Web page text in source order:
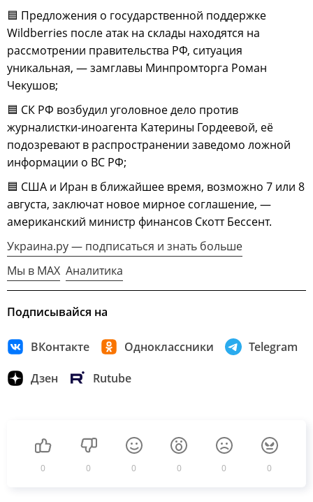
🟦 Предложения о государственной поддержке
Wildberries после атак на склады находятся на
рассмотрении правительства РФ, ситуация
уникальная, — замглавы Минпромторга Роман
Чекушов;
🟦 СК РФ возбудил уголовное дело против
журналистки-иноагента Катерины Гордеевой, её
подозревают в распространении заведомо ложной
информации о ВС РФ;
🟦 CША и Иран в ближайшее время, возможно 7 или 8
августа, заключат новое мирное соглашение, —
американский министр финансов Скотт Бессент.
Украина.ру — подписаться и знать больше
Мы в MAX Аналитика
Подписывайся на
ВКонтакте Одноклассники Telegram
Дзен Rutube
0 0 0 0 0 0